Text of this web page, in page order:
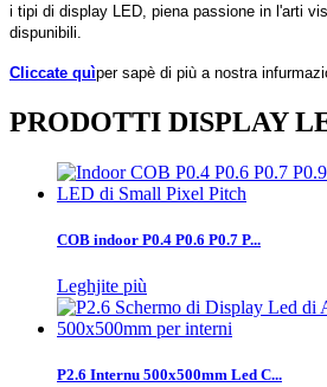
i tipi di display LED, piena passione in l'arti
dispunibili.
Cliccate quìper sapè di più a nostra
PRODOTTI DISPLAY
COB indoor P0.4 P0.6 P0.7 P...
Leghjite più
P2.6 Internu 500x500mm Led C...